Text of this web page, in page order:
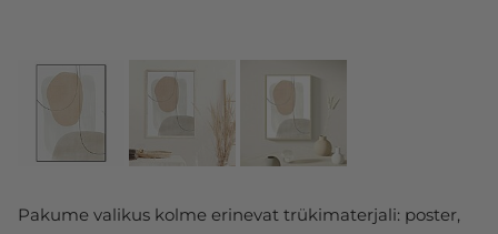
Pakume valikus kolme erinevat trükimaterjali: poster,